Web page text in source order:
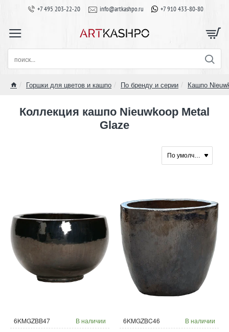
+7 495 203-22-20 info@artkashpo.ru +7 910 433-80-80
поиск...
Горшки для цветов и кашпо По бренду и серии Кашпо
Коллекция кашпо Nieuwkoop Metal
Glaze
6KMGZBB47 В наличии 6KMGZBC46 В наличии